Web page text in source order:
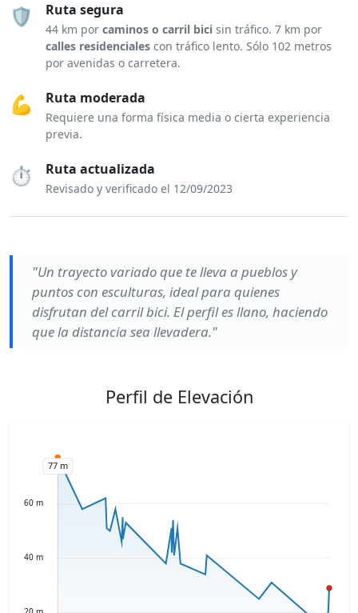
🛡️ Ruta segura
44 km por caminos o carril bici sin tráfico. 7 km por
calles residenciales con tráfico lento. Sólo 102 metros
por avenidas o carretera.
💪 Ruta moderada
Requiere una forma física media o cierta experiencia
previa.
⏱️ Ruta actualizada
Revisado y verificado el 12/09/2023
"Un trayecto variado que te lleva a pueblos y
puntos con esculturas, ideal para quienes
disfrutan del carril bici. El perfil es llano, haciendo
que la distancia sea llevadera."
Perfil de Elevación